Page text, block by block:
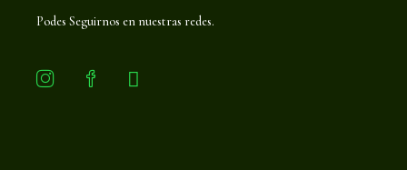
Podes Seguirnos en nuestras redes.